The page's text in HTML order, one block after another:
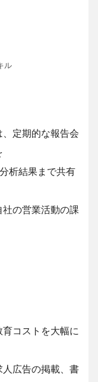
ル
定期的な報告会
析結果まで共有
の営業活動の課
コストを大幅に
広告の掲載、書